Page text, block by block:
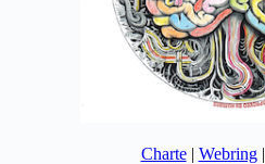
Charte| Webring|